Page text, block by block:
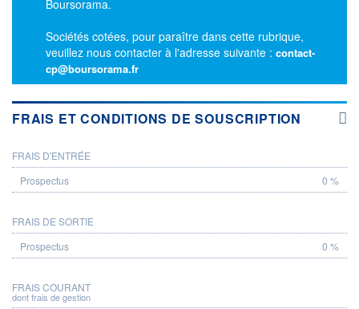
Boursorama.
Sociétés cotées, pour paraître dans cette rubrique,
veuillez nous contacter à l'adresse suivante : contact-
cp@boursorama.fr
FRAIS ET CONDITIONS DE SOUSCRIPTION
PROSPECTUS
FRAIS D'ENTRÉE
0 %
FRAIS DE SORTIE
0 %
FRAIS COURANT
dont frais de gestion